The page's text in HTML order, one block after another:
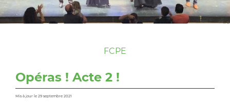
FCPE
Opéras ! Acte 2 !
Mis à jour le 29 septembre 2021